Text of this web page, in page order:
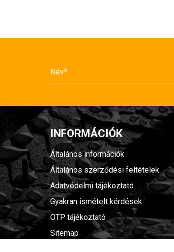
INFORMÁCIÓK
Általános információk
Általános szerződési feltételek
Adatvédelmi tájékoztató
Gyakran ismételt kérdések
OTP tájékoztató
Sitemap